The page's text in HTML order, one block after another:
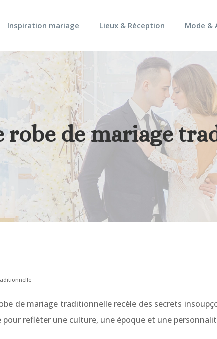
Inspiration mariage Lieux & Réception Mode &
robe de mariage
de mariage traditionnelle recèle des secrets
refléter une culture, une époque et une